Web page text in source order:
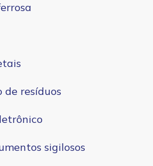
de resíduos
sigilosos